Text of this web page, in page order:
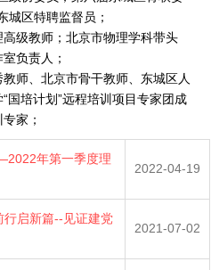
城区特聘监督员；
级教师；北京市物理学科带头
负责人；
师、北京市骨干教师、东城区人
国培计划”远程培训项目专家团成
家；
年第一季度理
2022-04-19
行启新篇--见证建党
2021-07-02